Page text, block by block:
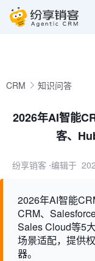
CRM 知识问答
2026年AI智能
客、
纷享销客 ⋅编辑于
2026年AI智能
CRM、
Sales Cloud等5
场景适配，提供
器。